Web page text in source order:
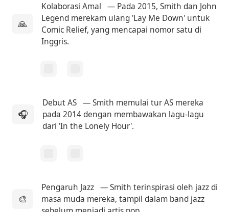
🙏
Kolaborasi Amal
— Pada 2015, Smith dan John
Legend merekam ulang 'Lay Me Down' untuk
Comic Relief, yang mencapai nomor satu di
Inggris.
🎧
Debut AS — Smith memulai tur AS mereka
pada 2014 dengan membawakan lagu-lagu
dari 'In the Lonely Hour'.
🎨
Pengaruh Jazz — Smith terinspirasi oleh jazz di
masa muda mereka, tampil dalam band jazz